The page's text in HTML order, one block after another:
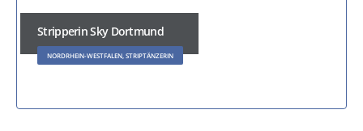
Stripperin Sky Dortmund
NORDRHEIN-WESTFALEN, STRIPTÄNZERIN